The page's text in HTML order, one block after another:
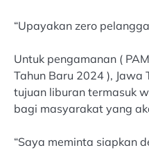
“Upayakan zero
Untuk pengamanan (
Tahun Baru 2024 ),
tujuan liburan termasuk
bagi masyarakat yang
“Saya meminta siapkan